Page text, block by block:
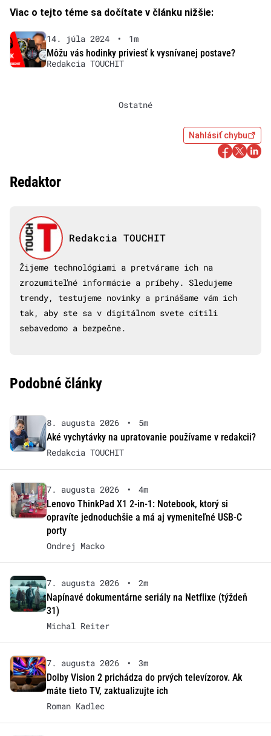
Viac o tejto téme sa dočítate v článku nižšie:
14. júla 2024 •
1m
Môžu vás hodinky priviesť k vysnívanej postave?
Redakcia TOUCHIT
Ostatné
Nahlásiť chybu
Redaktor
Redakcia TOUCHIT
Žijeme technológiami a pretvárame ich na
zrozumiteľné informácie a príbehy. Sledujeme
trendy, testujeme novinky a prinášame vám ich
tak, aby ste sa v digitálnom svete cítili
sebavedomo a bezpečne.
Podobné články
8. augusta 2026 •
5m
Aké vychytávky na upratovanie používame v redakcii?
Redakcia TOUCHIT
7. augusta 2026 •
4m
Lenovo ThinkPad X1 2-in-1: Notebook, ktorý si
opravíte jednoduchšie a má aj vymeniteľné USB-C
porty
Ondrej Macko
7. augusta 2026 •
2m
Napínavé dokumentárne seriály na Netflixe (týždeň
31)
Michal Reiter
7. augusta 2026 •
3m
Dolby Vision 2 prichádza do prvých televízorov. Ak
máte tieto TV, zaktualizujte ich
Roman Kadlec